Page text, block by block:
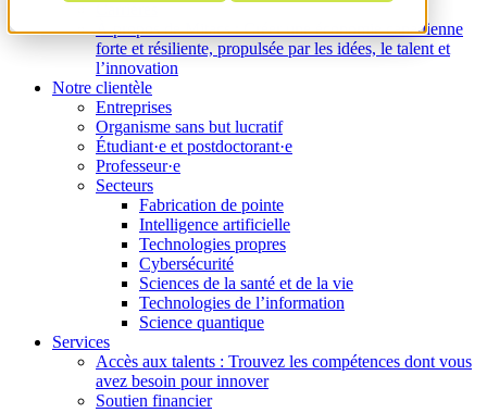
À propos de Mitacs : Créer une économie canadienne
forte et résiliente, propulsée par les idées, le talent et
l’innovation
Notre clientèle
Entreprises
Organisme sans but lucratif
Étudiant·e et postdoctorant·e
Professeur·e
Secteurs
Fabrication de pointe
Intelligence artificielle
Technologies propres
Cybersécurité
Sciences de la santé et de la vie
Technologies de l’information
Science quantique
Services
Accès aux talents : Trouvez les compétences dont vous
avez besoin pour innover
Soutien financier